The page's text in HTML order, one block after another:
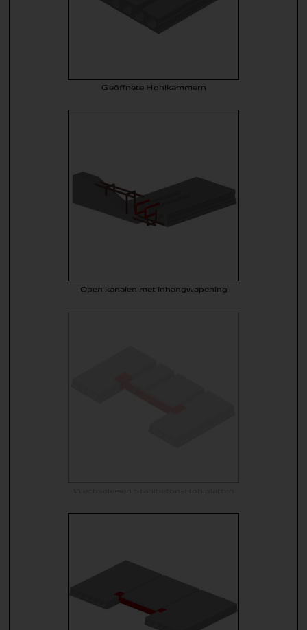
Geöffnete Hohlkammern
Open kanalen met inhangwapening